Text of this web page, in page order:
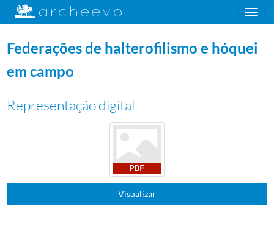
Toggle
navigation
Federações de halterofilismo e hóquei
em campo
Representação digital
Visualizar